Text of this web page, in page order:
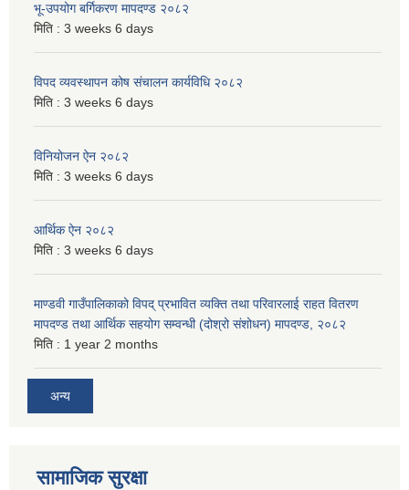
भू-उपयोग बर्गिकरण मापदण्ड २०८२
मिति : 3 weeks 6 days
विपद व्यवस्थापन कोष संचालन कार्यविधि २०८२
मिति : 3 weeks 6 days
विनियोजन ऐन २०८२
मिति : 3 weeks 6 days
आर्थिक ऐन २०८२
मिति : 3 weeks 6 days
माण्डवी गाउँपालिकाको विपद् प्रभावित व्यक्ति तथा परिवारलाई राहत वितरण
मापदण्ड तथा आर्थिक सहयोग सम्वन्धी (दोश्रो संशोधन) मापदण्ड, २०८२
मिति : 1 year 2 months
अन्य
सामाजिक सुरक्षा